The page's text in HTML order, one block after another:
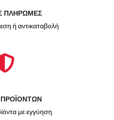
ΠΛΗΡΩΜΕΣ
ή αντικαταβολή
ΠΡΟΪΟΝΤΩΝ
με εγγύηση